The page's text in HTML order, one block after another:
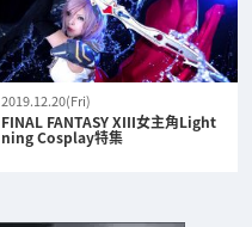
2019.12.20(Fri)
FINAL FANTASY XIII女主角Light
ning Cosplay特集